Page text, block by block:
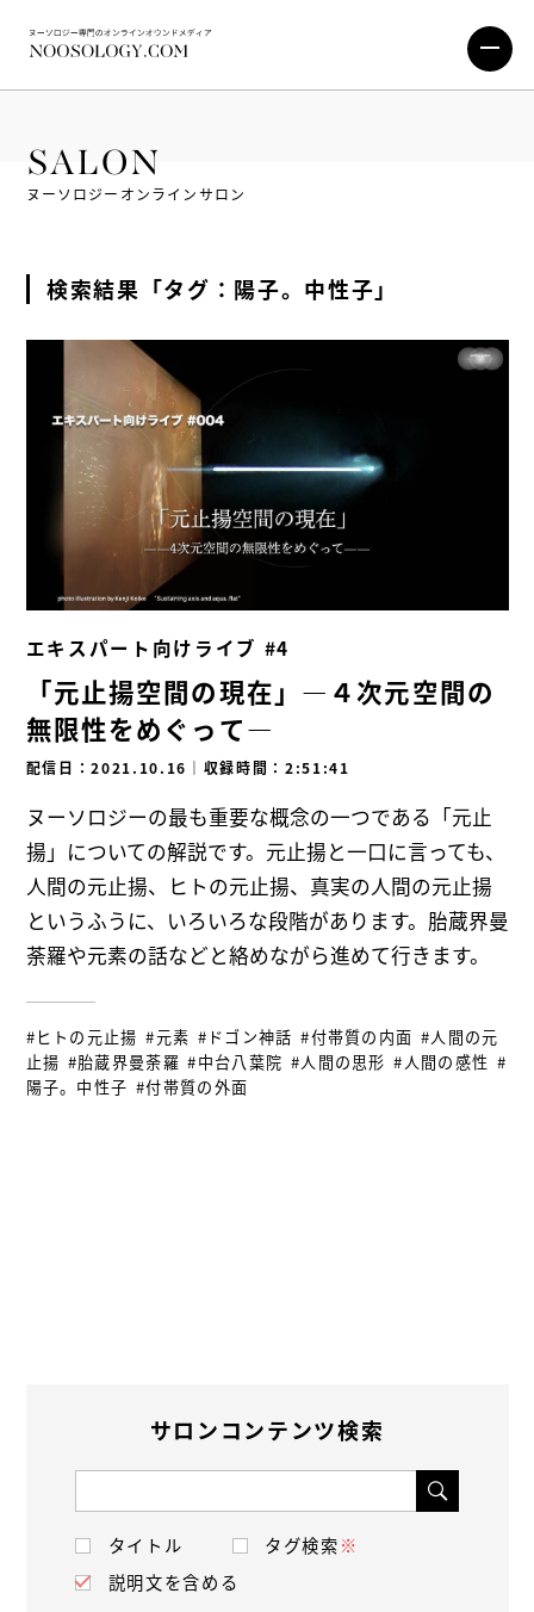
SALON
ヌーソロジーオンラインサロン
検索結果「タグ：陽子。中性子」
エキスパート向けライブ #4
「元止揚空間の現在」―４次元空間の
無限性をめぐって―
配信日：2021.10.16 ｜ 収録時間：2:51:41
ヌーソロジーの最も重要な概念の一つである「元止
揚」についての解説です。元止揚と一口に言っても、
人間の元止揚、ヒトの元止揚、真実の人間の元止揚
というふうに、いろいろな段階があります。胎蔵界曼
荼羅や元素の話などと絡めながら進めて行きます。
#ヒトの元止揚 #元素 #ドゴン神話 #付帯質の内面 #人間の元
止揚 #胎蔵界曼荼羅 #中台八葉院 #人間の思形 #人間の感性 #
陽子。中性子 #付帯質の外面
サロンコンテンツ検索
タイトル タグ検索※
説明文を含める